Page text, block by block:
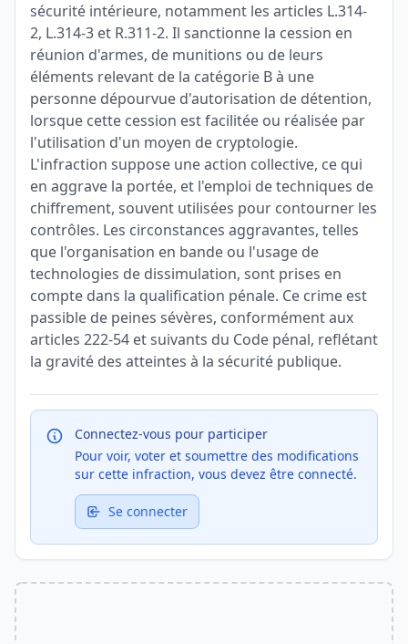
sécurité intérieure, notamment les articles L.314-
2, L.314-3 et R.311-2. Il sanctionne la cession en
réunion d'armes, de munitions ou de leurs
éléments relevant de la catégorie B à une
personne dépourvue d'autorisation de détention,
lorsque cette cession est facilitée ou réalisée par
l'utilisation d'un moyen de cryptologie.
L'infraction suppose une action collective, ce qui
en aggrave la portée, et l'emploi de techniques de
chiffrement, souvent utilisées pour contourner les
contrôles. Les circonstances aggravantes, telles
que l'organisation en bande ou l'usage de
technologies de dissimulation, sont prises en
compte dans la qualification pénale. Ce crime est
passible de peines sévères, conformément aux
articles 222-54 et suivants du Code pénal, reflétant
la gravité des atteintes à la sécurité publique.
Connectez-vous pour participer
Pour voir, voter et soumettre des modifications
sur cette infraction, vous devez être connecté.
Se connecter